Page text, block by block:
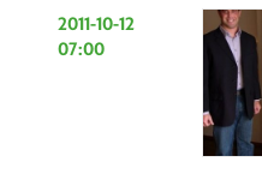
2011-10-12
07:00